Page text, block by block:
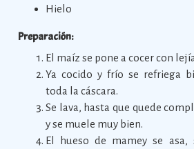
Hielo
Preparación:
El maíz se pone a cocer con
Ya cocido y frío se refriega
toda la cáscara.
Se lava, hasta que quede
y se muele muy bien.
El hueso de mamey se asa,